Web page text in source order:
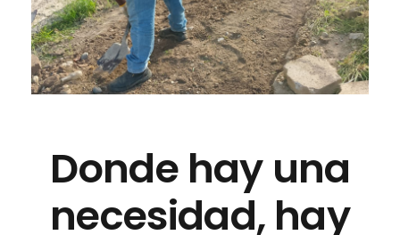
Donde hay una
necesidad, hay